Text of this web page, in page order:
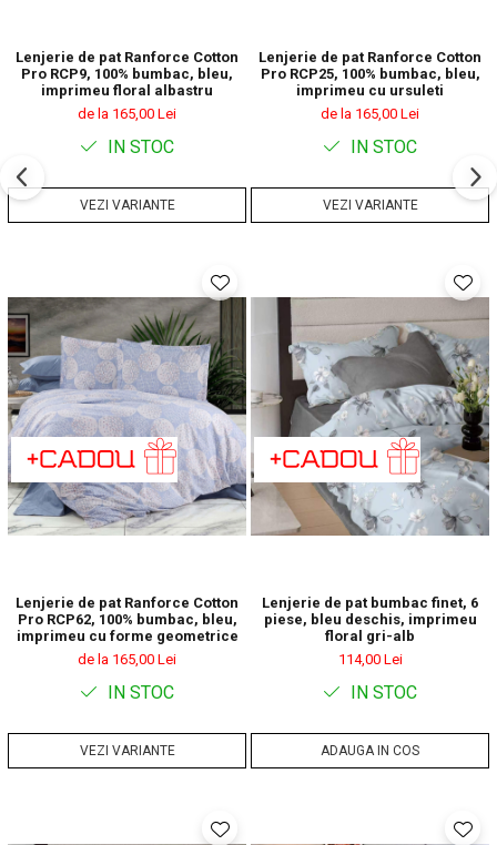
Lenjerie de pat Ranforce Cotton
Pro RCP9, 100% bumbac, bleu,
imprimeu floral albastru
de la 165,00 Lei
IN STOC
VEZI VARIANTE
Lenjerie de pat Ranforce Cotton
Pro RCP25, 100% bumbac, bleu,
imprimeu cu ursuleti
de la 165,00 Lei
IN STOC
VEZI VARIANTE
Lenjerie de pat Ranforce Cotton
Pro RCP62, 100% bumbac, bleu,
imprimeu cu forme geometrice
de la 165,00 Lei
IN STOC
VEZI VARIANTE
Lenjerie de pat bumbac finet, 6
piese, bleu deschis, imprimeu
floral gri-alb
114,00 Lei
IN STOC
ADAUGA IN COS